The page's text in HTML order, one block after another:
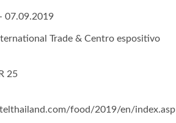
07.09.2019
Trade & Centro espositivo
25
food/2019/en/index.asp